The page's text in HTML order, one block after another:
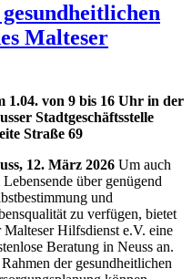
Malteser
1.04. von 9 bis 16 Uhr in der
Stadtgeschäftsstelle
Straße 69
12. März 2026 Um auch
Lebensende über genügend
und
zu verfügen, bietet
Malteser Hilfsdienst e.V. eine
Beratung in Neuss an.
der gesundheitlichen